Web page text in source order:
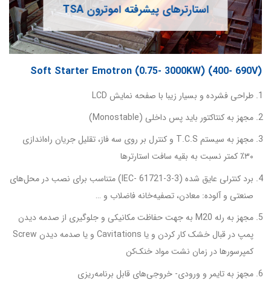
استارترهای پیشرفته اموترون TSA
Soft Starter Emotron (0.75- 3000KW) (400- 690V)
طراحی فشرده و بسیار زیبا با صفحه نمایش LCD
مجهز به کنتاکتور باید پس داخلی (Monostable)
مجهز به سیستم T.C.S و کنترل بر روی سه فاز، تقلیل جریان راه‌اندازی
۳۰٪ کمتر نسبت به بقیه سافت استارترها
برد کنترلی عایق شده (IEC- 61721-3-3) متناسب برای نصب در محل‌های
صنعتی و آلوده: معادن، تصفیه‌خانه فاضلاب و …
مجهز به رله M20 به جهت حفاظت مکانیکی و جلوگیری از صدمه دیدن
پمپ در قبال خشک کار کردن و یا Cavitations و یا صدمه دیدن Screw
کمپرسورها در زمان نشت مواد خنک‌کن
مجهز به تایمر و ورودی- خروجی‌های قابل برنامه‌ریزی